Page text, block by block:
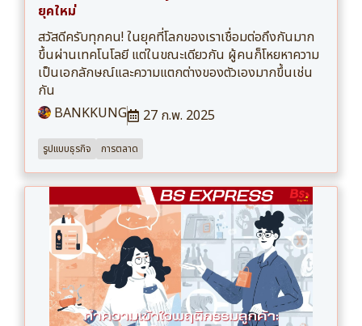
ยุคใหม่
สวัสดีครับทุกคน! ในยุคที่โลกของเราเชื่อมต่อถึงกันมาก
ขึ้นผ่านเทคโนโลยี แต่ในขณะเดียวกัน ผู้คนก็โหยหาความ
เป็นเอกลักษณ์และความแตกต่างของตัวเองมากขึ้นเช่น
กัน
BANKKUNG
27 ก.พ. 2025
รูปแบบธุรกิจ การตลาด